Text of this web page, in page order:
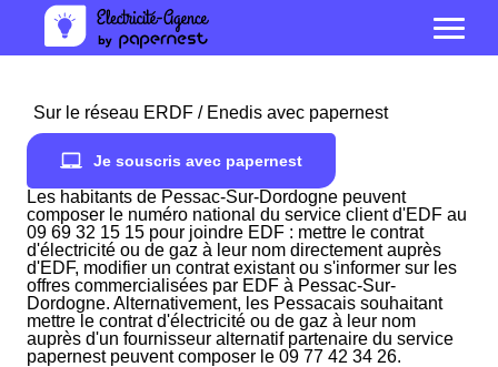
Sur le réseau ERDF / Enedis avec papernest
Je souscris avec papernest
Les habitants de Pessac-Sur-Dordogne peuvent
composer le numéro national du service client d'EDF au
09 69 32 15 15 pour joindre EDF : mettre le contrat
d'électricité ou de gaz à leur nom directement auprès
d'EDF, modifier un contrat existant ou s'informer sur les
offres commercialisées par EDF à Pessac-Sur-
Dordogne. Alternativement, les Pessacais souhaitant
mettre le contrat d'électricité ou de gaz à leur nom
auprès d'un fournisseur alternatif partenaire du service
papernest peuvent composer le 09 77 42 34 26.